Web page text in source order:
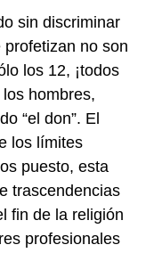
sin discriminar
profetizan no son
los 12, ¡todos
hombres,
“el don”. El
los límites
puesto, esta
trascendencias
fin de la religión
profesionales